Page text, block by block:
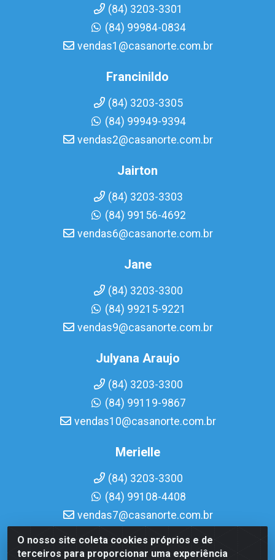
O nosso site coleta cookies próprios e de
terceiros para proporcionar uma experiência
(84) 3203-3301
(84) 99984-0834
vendas1@casanorte.com.br
Francinildo
(84) 3203-3305
(84) 99949-9394
vendas2@casanorte.com.br
Jairton
(84) 3203-3303
(84) 99156-4692
vendas6@casanorte.com.br
Jane
(84) 3203-3300
(84) 99215-9221
vendas9@casanorte.com.br
Julyana Araujo
(84) 3203-3300
(84) 99119-9867
vendas10@casanorte.com.br
Merielle
(84) 3203-3300
(84) 99108-4408
vendas7@casanorte.com.br
Casa Norte LTDA - Av. Interventor Mário Câmara, 1815 -